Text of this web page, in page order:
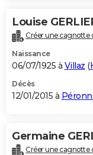
Louise
Créer une cagnotte
Naissance
06/07/1925 à Villaz (
Décès
12/01/2015 à
Germaine
Créer une cagnotte